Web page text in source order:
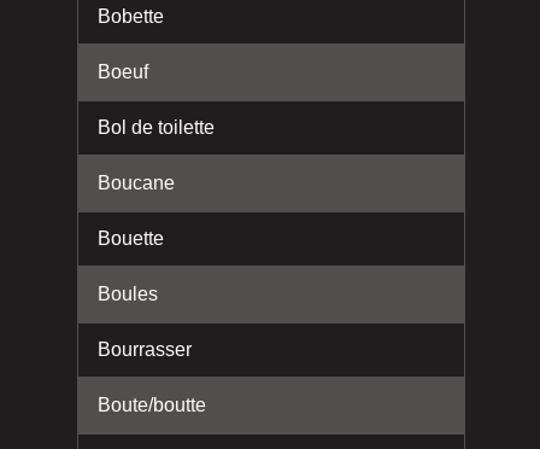
Bobette
Boeuf
Bol de toilette
Boucane
Bouette
Boules
Bourrasser
Boute/boutte